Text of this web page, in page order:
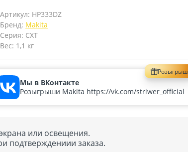
Артикул: HP333DZ
Бренд: Makita
Серия: CXT
Вес: 1,1 кг
Розыгрыш
Мы в ВКонтакте
Розыгрыши Makita https://vk.com/striwer_official
или освещения.
подтверждениии заказа.